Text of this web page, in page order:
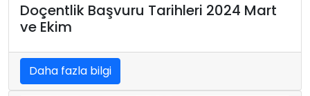
Doçentlik Başvuru Tarihleri 2024 Mart
ve Ekim
Daha fazla bilgi